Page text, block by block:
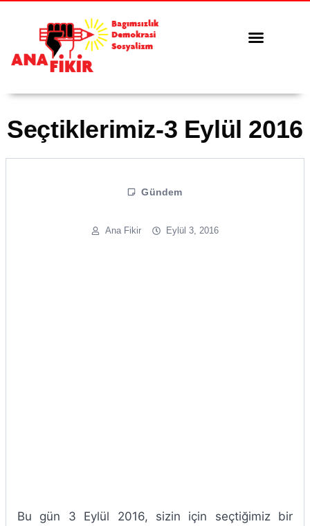
Seçtiklerimiz-3 Eylül 2016
Gündem
Ana Fikir Eylül 3, 2016
Bu gün 3 Eylül 2016, sizin için seçtiğimiz bir